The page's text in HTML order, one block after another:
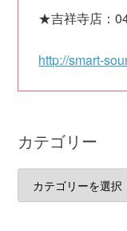
★吉祥寺店：
http://smart-
カテゴリー
テ